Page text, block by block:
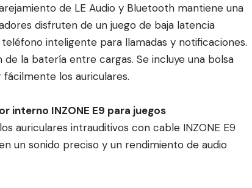
de LE Audio y Bluetooth mantiene una
disfruten de un juego de baja latencia
inteligente para llamadas y notificaciones.
la batería entre cargas. Se incluye una bolsa
los auriculares.
interno INZONE E9 para juegos
auriculares intrauditivos con cable INZONE E9
un sonido preciso y un rendimiento de audio